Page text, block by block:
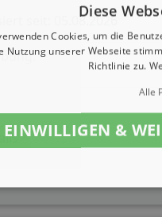
seit: 05.08.2026
Diese
Cookies, um die
Nutzung unserer Webseite
Richtlinie zu.
Alle
EINWILLIGEN &